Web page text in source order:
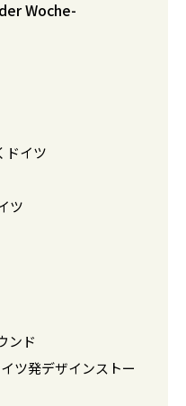
Woche-
ドイツ
ツ
ンド
ツ発デザインストー